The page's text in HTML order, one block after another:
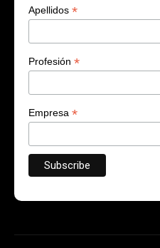
Apellidos *
Profesión *
Empresa *